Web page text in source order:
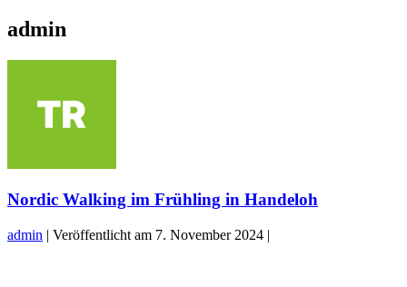
admin
Nordic Walking im Frühling in Handeloh
admin | Veröffentlicht am 7. November 2024 |